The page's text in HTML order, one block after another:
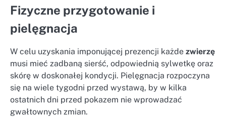
Fizyczne przygotowanie i
pielęgnacja
W celu uzyskania imponującej prezencji każde zwierzę
musi mieć zadbaną sierść, odpowiednią sylwetkę oraz
skórę w doskonałej kondycji. Pielęgnacja rozpoczyna
się na wiele tygodni przed wystawą, by w kilka
ostatnich dni przed pokazem nie wprowadzać
gwałtownych zmian.